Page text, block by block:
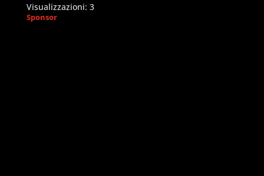
Visualizzazioni: 3
Sponsor